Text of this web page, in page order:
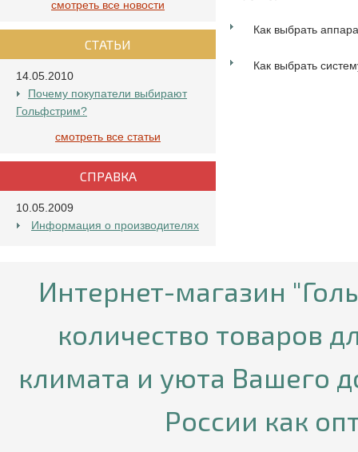
смотреть все новости
СТАТЬИ
14.05.2010
Почему покупатели выбирают
Гольфстрим?
смотреть все статьи
СПРАВКА
10.05.2009
Информация о производителях
Как выбрать
Как выбрать
Интернет-магазин
количество товаров
климата и уюта Вашего
России как